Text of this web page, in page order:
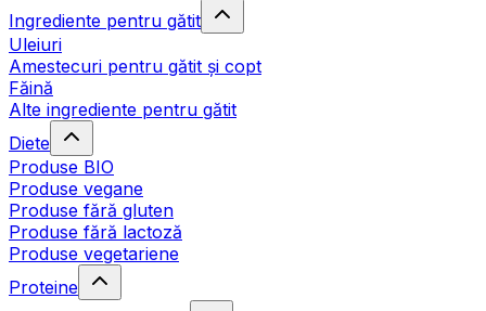
Ingrediente pentru gătit
Uleiuri
Amestecuri pentru gătit și copt
Făină
Alte ingrediente pentru gătit
Diete
Produse BIO
Produse vegane
Produse fără gluten
Produse fără lactoză
Produse vegetariene
Proteine